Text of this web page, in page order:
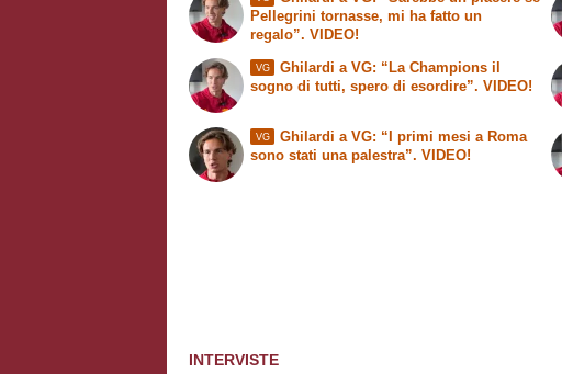
Pellegrini tornasse, mi ha fatto un
regalo”. VIDEO!
VG
Ghilardi a VG: “La Champions il
sogno di tutti, spero di esordire”. VIDEO!
VG
Ghilardi a VG: “I primi mesi a Roma
sono stati una palestra”. VIDEO!
INTERVISTE